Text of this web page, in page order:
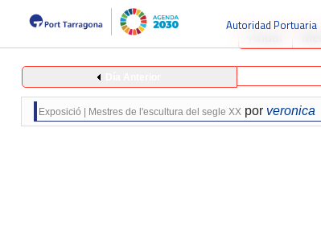
Autoridad Portuaria
Exposició | Mestres de l'escultura del segle XX por veronica